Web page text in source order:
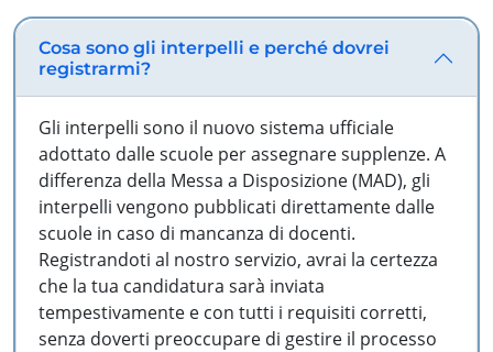
Cosa sono gli interpelli e perché dovrei
registrarmi?
Gli interpelli sono il nuovo sistema ufficiale
adottato dalle scuole per assegnare supplenze. A
differenza della Messa a Disposizione (MAD), gli
interpelli vengono pubblicati direttamente dalle
scuole in caso di mancanza di docenti.
Registrandoti al nostro servizio, avrai la certezza
che la tua candidatura sarà inviata
tempestivamente e con tutti i requisiti corretti,
senza doverti preoccupare di gestire il processo